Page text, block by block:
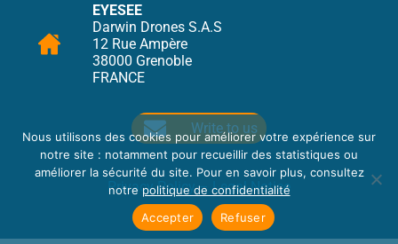
EYESEE
Darwin Drones S.A.S
12 Rue Ampère
38000 Grenoble
FRANCE
Write to us
Privacy Policy–Legal Notice
Nous utilisons des cookies pour améliorer votre expérience sur
notre site : notamment pour recueillir des statistiques ou
améliorer la sécurité du site. Pour en savoir plus, consultez
notre politique de confidentialité
Accepter
Refuser